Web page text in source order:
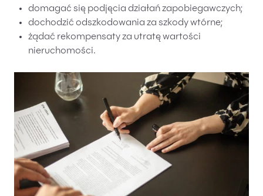
domagać się podjęcia działań zapobiegawczych;
dochodzić odszkodowania za szkody wtórne;
żądać rekompensaty za utratę wartości
nieruchomości.